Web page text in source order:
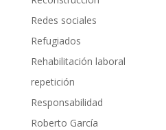
Redes sociales
Refugiados
Rehabilitación laboral
repetición
Responsabilidad
Roberto García